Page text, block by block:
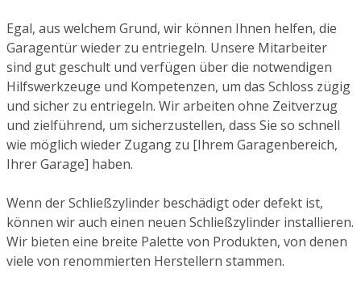
Egal, aus welchem Grund, wir können Ihnen helfen, die
Garagentür wieder zu entriegeln. Unsere Mitarbeiter
sind gut geschult und verfügen über die notwendigen
Hilfswerkzeuge und Kompetenzen, um das Schloss zügig
und sicher zu entriegeln. Wir arbeiten ohne Zeitverzug
und zielführend, um sicherzustellen, dass Sie so schnell
wie möglich wieder Zugang zu [Ihrem Garagenbereich,
Ihrer Garage] haben.
Wenn der Schließzylinder beschädigt oder defekt ist,
können wir auch einen neuen Schließzylinder installieren.
Wir bieten eine breite Palette von Produkten, von denen
viele von renommierten Herstellern stammen.